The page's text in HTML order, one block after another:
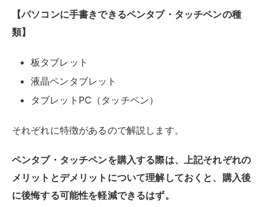
に後悔する可能性を軽減できるはず。
いる方もいるのではないでしょうか。
こうした手書きのペンタブ・タッチペンを利用するメリ
す。
マーカーのカラーをワンタッチで変えたり、簡単に消し
たりできるので、作業面での効率も大きいのもポイン
ト。